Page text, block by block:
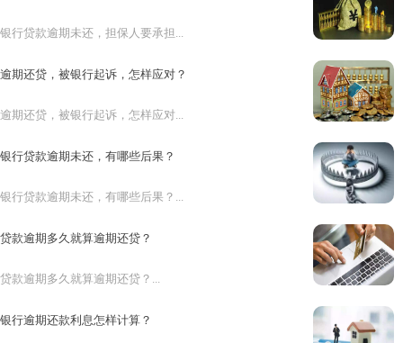
银行贷款逾期未还，担保人要承担...
逾期还贷，被银行起诉，怎样应对？
逾期还贷，被银行起诉，怎样应对...
银行贷款逾期未还，有哪些后果？
银行贷款逾期未还，有哪些后果？...
贷款逾期多久就算逾期还贷？
贷款逾期多久就算逾期还贷？...
银行逾期还款利息怎样计算？